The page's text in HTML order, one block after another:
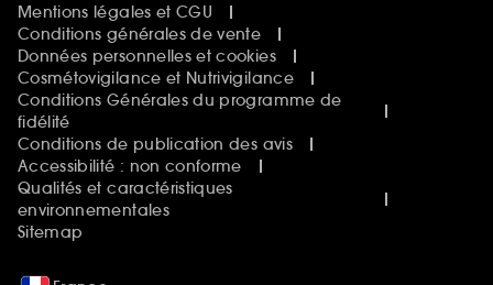
Mentions légales et CGU
Conditions générales de vente
Données personnelles et cookies
Cosmétovigilance et Nutrivigilance
Conditions Générales du programme de
fidélité
Conditions de publication des avis
Accessibilité : non conforme
Qualités et caractéristiques
environnementales
Sitemap